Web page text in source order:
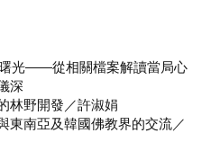
光——從相關檔案解讀當局心
深
林野開發／許淑娟
東南亞及韓國佛教界的交流／